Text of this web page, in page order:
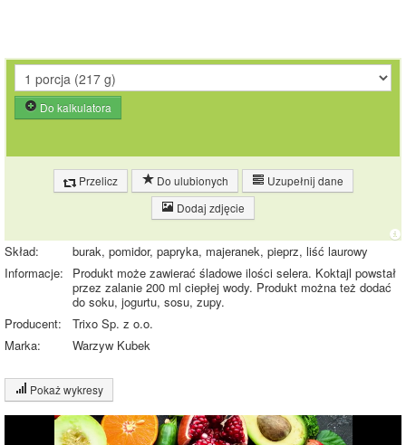
Do kalkulatora
Przelicz Do ulubionych
Uzupełnij dane
Dodaj zdjęcie
Skład:
burak, pomidor, papryka, majeranek, pieprz, liść laurowy
Informacje:
Produkt może zawierać śladowe ilości selera. Koktajl powstał
przez zalanie 200 ml ciepłej wody. Produkt można też dodać
do soku, jogurtu, sosu, zupy.
Producent:
Trixo Sp. z o.o.
Marka:
Warzyw Kubek
Pokaż wykresy
Wykres składu produktu
Białko (1%)